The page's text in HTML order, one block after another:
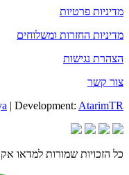
מדיניות פרטיות
מדיניות החזרות ומשלוחים
הצהרת נגישות
צור קשר
| Development: AtarimTR
כל הזכויות שמורות למדאו אקו שיק